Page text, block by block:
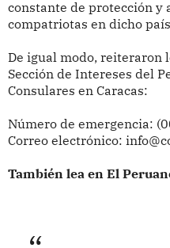
constante de protección y
compatriotas en dicho
De igual modo, reiteraron
Sección de Intereses del
Consulares en Caracas:
Número de emergencia:
Correo electrónico:
También lea en El